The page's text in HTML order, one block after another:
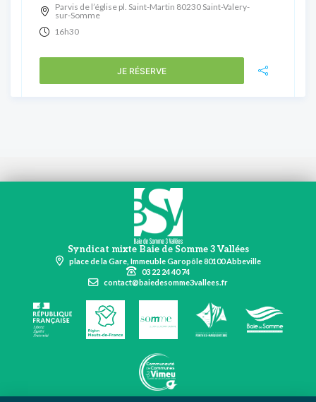
Parvis de l’église pl. Saint-Martin 80230 Saint-Valery-
sur-Somme
16h30
JE RÉSERVE
Syndicat mixte Baie de Somme 3 Vallées
place de la Gare, Immeuble Garopôle 80100 Abbeville
03 22 24 40 74
contact@baiedesomme3vallees.fr